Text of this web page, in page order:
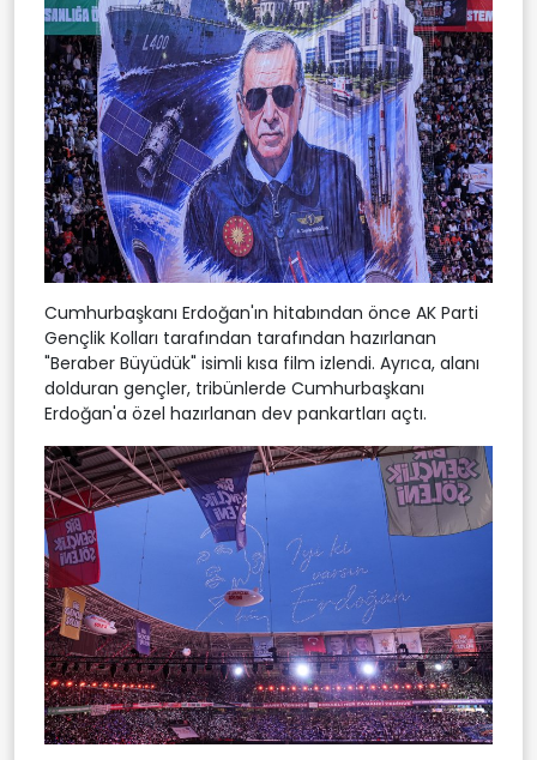
Cumhurbaşkanı Erdoğan'ın hitabından önce AK Parti
Gençlik Kolları tarafından tarafından hazırlanan
"Beraber Büyüdük" isimli kısa film izlendi. Ayrıca, alanı
dolduran gençler, tribünlerde Cumhurbaşkanı
Erdoğan'a özel hazırlanan dev pankartları açtı.